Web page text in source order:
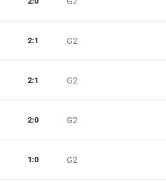
G2
2:1
G2
2:1
G2
2:0
G2
1 :0